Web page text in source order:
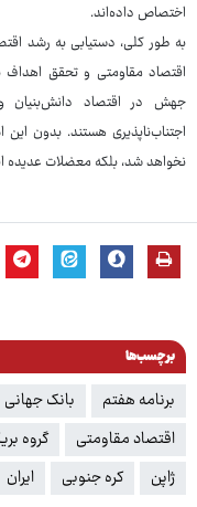
اختصاص داده‌اند.
به طور کلی، دستیابی به رشد
اقتصاد مقاومتی و تحقق اهداف
جهش در اقتصاد دانش‌بنیان
اجتناب‌ناپذیری هستند. بدون
نخواهد شد، بلکه معضلات عدیده
برچسب‌ها
برنامه هفتم بانک جهانی
اقتصاد مقاومتی
گروه
ژاپن
کره جنوبی ایران